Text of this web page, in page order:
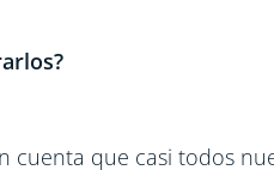
que casi todos